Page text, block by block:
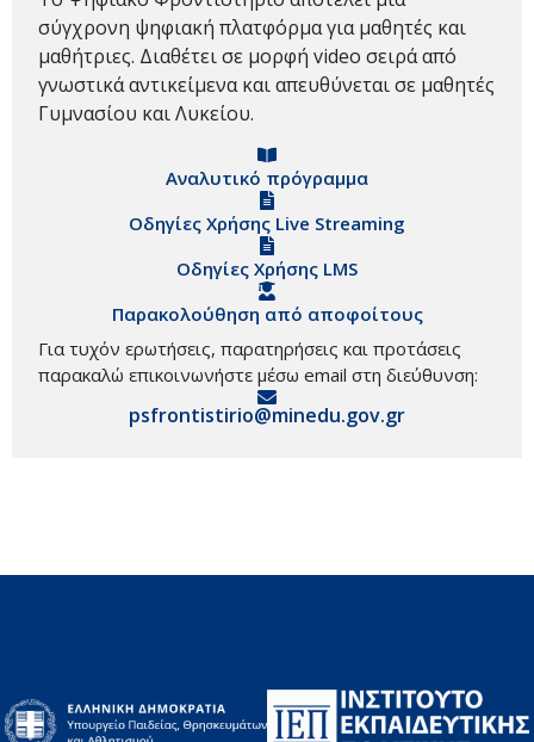
σύγχρονη ψηφιακή πλατφόρμα για μαθητές και
μαθήτριες. Διαθέτει σε μορφή video σειρά από
γνωστικά αντικείμενα και απευθύνεται σε μαθητές
Γυμνασίου και Λυκείου.
Αναλυτικό πρόγραμμα
Οδηγίες Χρήσης Live Streaming
Οδηγίες Χρήσης LMS
Παρακολούθηση από αποφοίτους
Για τυχόν ερωτήσεις, παρατηρήσεις και προτάσεις
παρακαλώ επικοινωνήστε μέσω email στη διεύθυνση:
psfrontistirio@minedu.gov.gr